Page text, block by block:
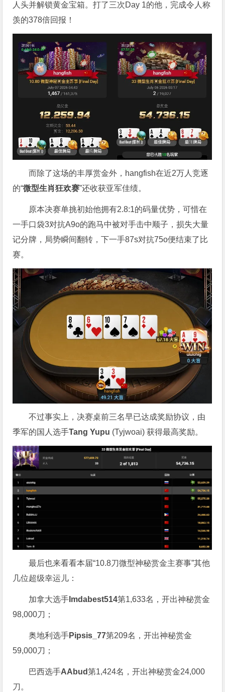
人头并解锁黄金宝箱。打了三次Day 1的他，完成令人称
羡的378倍回报！
而除了这场的丰厚赏金外，hangfish在近2万人竞逐
的“微型生肖狂欢赛”还收获亚军佳绩。
原本决赛单挑初始他拥有2.8:1的码量优势，可惜在
一手口袋3对抗A9o的跑马中被对手击中顺子，损失大量
记分牌，局势瞬间翻转，下一手87s对抗75o便结束了比
赛。
不过事实上，决赛桌前三名早已达成奖励协议，由
季军的国人选手Tang Yupu (Tyjwoai) 获得最高奖励。
最后也来看看本届“10.8刀微型神秘赏金主赛事”其他
几位超级幸运儿：
加拿大选手 Imdabest514第1,633名，开出神秘赏金
98,000刀；
奥地利选手Pipsis_77第209名，开出神秘赏金
59,000刀；
巴西选手AAbud第1,424名，开出神秘赏金24,000
刀。